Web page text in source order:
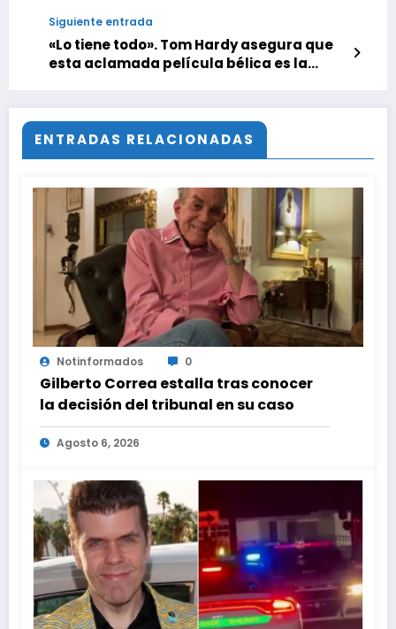
y merece la pena cada fotograma
Siguiente entrada
«Lo tiene todo». Tom Hardy asegura que
esta aclamada película bélica es la
ENTRADAS RELACIONADAS
Notinformados 0
Gilberto Correa estalla tras conocer
la decisión del tribunal en su caso
Agosto 6, 2026